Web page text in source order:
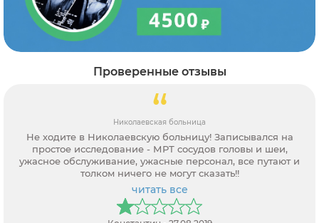
Проверенные отзывы
на
и шеи,
путают и
Диагностический центр МАРТ
Вчера была в центре на Малом проспекте
артериография, порадовало что результаты
сразу. Клиника в целом понравилась.
Оксане за совет.